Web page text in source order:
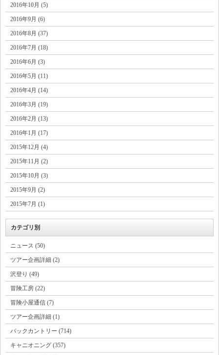
2016年10月 (5)
2016年9月 (6)
2016年8月 (37)
2016年7月 (18)
2016年6月 (3)
2016年5月 (11)
2016年4月 (14)
2016年3月 (19)
2016年2月 (13)
2016年1月 (17)
2015年12月 (4)
2015年11月 (2)
2015年10月 (3)
2015年9月 (2)
2015年7月 (1)
カテゴリ別
ニュース (50)
ツアー企画詳細 (2)
沢登り (49)
冒険工房 (22)
冒険小屋通信 (7)
ツアー企画詳細 (1)
バックカントリー (714)
キャニオニング (357)